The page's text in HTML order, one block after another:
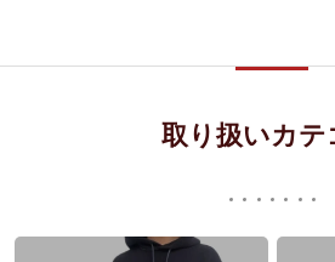
取り扱いカテ